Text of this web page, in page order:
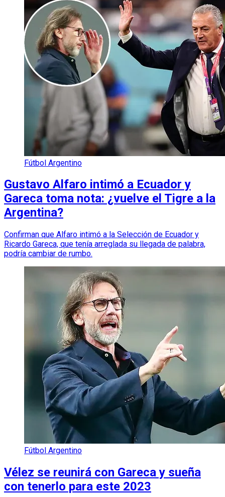
Fútbol Argentino
Gustavo Alfaro intimó a Ecuador y
Gareca toma nota: ¿vuelve el Tigre a la
Argentina?
Confirman que Alfaro intimó a la Selección de Ecuador y
Ricardo Gareca, que tenía arreglada su llegada de palabra,
podría cambiar de rumbo.
Fútbol Argentino
Vélez se reunirá con Gareca y sueña
con tenerlo para este 2023